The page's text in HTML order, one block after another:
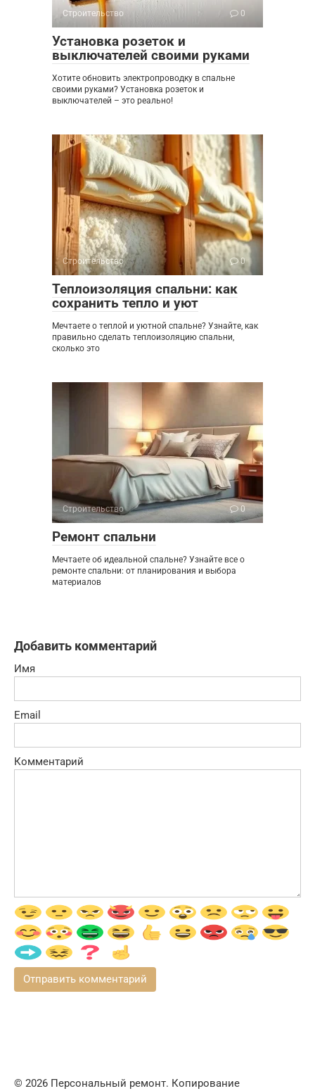
Строительство 0
Установка розеток и
выключателей своими руками
Хотите обновить электропроводку в спальне
своими руками? Установка розеток и
выключателей – это реально!
Строительство 0
Теплоизоляция спальни: как
сохранить тепло и уют
Мечтаете о теплой и уютной спальне? Узнайте, как
правильно сделать теплоизоляцию спальни,
сколько это
Строительство 0
Ремонт спальни
Мечтаете об идеальной спальне? Узнайте все о
ремонте спальни: от планирования и выбора
материалов
Добавить комментарий
Имя
Email
Комментарий
© 2026 Персональный ремонт. Копирование